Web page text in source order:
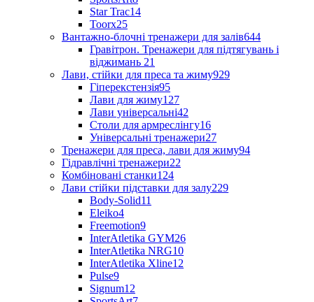
Star Trac14
Toorx25
Вантажно-блочні тренажери для залів644
Гравітрон. Тренажери для підтягувань і
віджимань 21
Лави, стійки для преса та жиму929
Гіперекстензія95
Лави для жиму127
Лави універсальні42
Столи для армреслінгу16
Універсальні тренажери27
Тренажери для преса, лави для жиму94
Гідравлічні тренажери22
Комбіновані станки124
Лави стійки підставки для залу229
Body-Solid11
Eleiko4
Freemotion9
InterAtletika GYM26
InterAtletika NRG10
InterAtletika Xline12
Pulse9
Signum12